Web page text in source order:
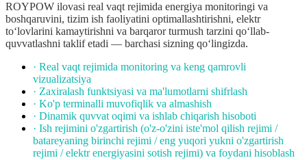
ROYPOW ilovasi real vaqt rejimida energiya monitoringi va
boshqaruvini, tizim ish faoliyatini optimallashtirishni, elektr
to‘lovlarini kamaytirishni va barqaror turmush tarzini qo‘llab-
quvvatlashni taklif etadi — barchasi sizning qo‘lingizda.
· Real vaqt rejimida monitoring va keng qamrovli
vizualizatsiya
· Zaxiralash funktsiyasi va ma'lumotlarni shifrlash
· Ko'p terminalli muvofiqlik va almashish
· Dinamik quvvat oqimi va ishlab chiqarish hisoboti
· Ish rejimini o'zgartirish (o'z-o'zini iste'mol qilish rejimi /
batareyaning birinchi rejimi / eng yuqori yukni o'zgartirish
rejimi / elektr energiyasini sotish rejimi) va foydani hisoblash